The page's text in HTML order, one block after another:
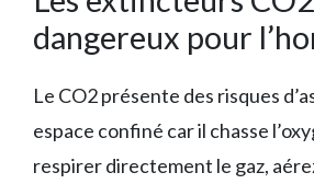
dangereux pour
Le CO2 présente des risques
espace confiné car il chasse
respirer directement le gaz,